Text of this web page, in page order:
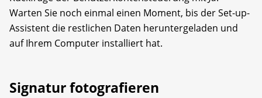
Warten Sie noch einmal einen Moment, bis der Set-up-
Assistent die restlichen Daten heruntergeladen und
auf Ihrem Computer installiert hat.
Signatur fotografieren